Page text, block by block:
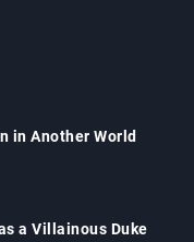
in Another World
a Villainous Duke